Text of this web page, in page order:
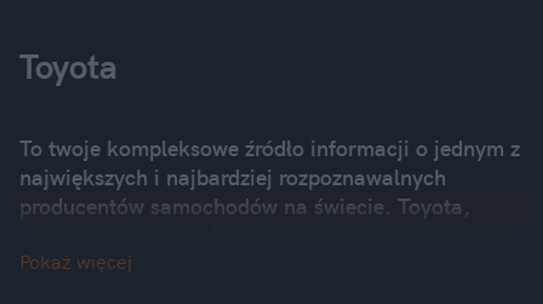
Toyota
To twoje kompleksowe źródło informacji o jednym z
największych i najbardziej rozpoznawalnych
producentów samochodów na świecie. Toyota,
synonimem niezawodności, trwałości i doskonałej
Pokaż więcej